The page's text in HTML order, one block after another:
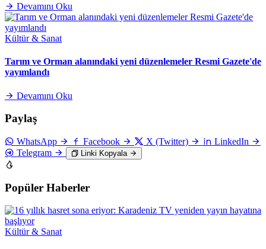
Devamını Oku
Kültür & Sanat
Tarım ve Orman alanındaki yeni düzenlemeler Resmi Gazete'de
yayımlandı
Devamını Oku
Paylaş
WhatsApp Facebook X (Twitter)
LinkedIn
Telegram
Linki Kopyala
Popüler Haberler
Kültür & Sanat